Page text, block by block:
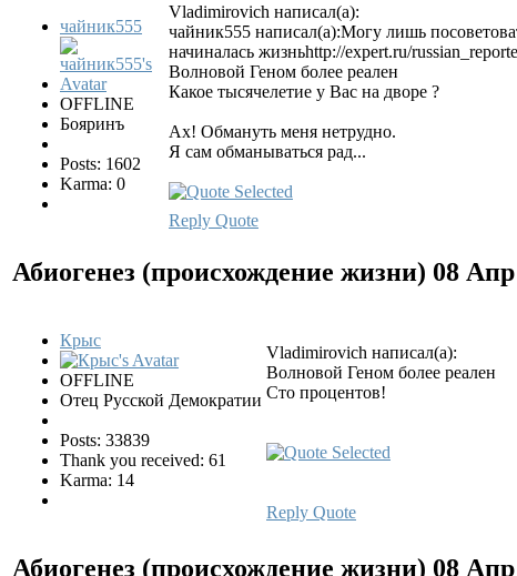
чайник555
OFFLINE
Бояринъ
Posts: 1602
Karma: 0
Vladimirovich написал(а):
чайник555 написал(а):Могу лишь
начиналась жизньhttp://expert.ru/
Волновой Геном более реален
Какое тысячелетие у Вас на дворе ?
Ах! Обмануть меня нетрудно.
Я сам обманываться рад...
Reply Quote
Абиогенез (происхождение жизни) 08 Апр
Крыс
OFFLINE
Отец Русской Демократии
Posts: 33839
Thank you received: 61
Karma: 14
Vladimirovich написал(а):
Волновой Геном более реален
Сто процентов!
Reply Quote
Абиогенез (происхождение жизни) 08 Апр